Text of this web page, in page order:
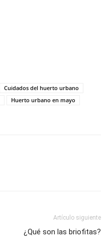
Cuidados del huerto urbano
Huerto urbano en mayo
Artículo siguiente
¿Qué son las briofitas?